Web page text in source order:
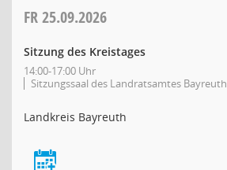
FR25.09.2026
Sitzung des Kreistages
14:00-17:00 Uhr
Sitzungssaal des Landratsamtes Bayreuth
Landkreis Bayreuth